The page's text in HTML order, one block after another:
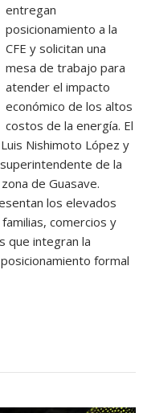
entregan
posicionamiento a la
CFE y solicitan una
mesa de trabajo para
atender el impacto
económico de los altos
costos de la energía. El
Nishimoto López y
de la
de Guasave.
los elevados
comercios y
que integran la
formal